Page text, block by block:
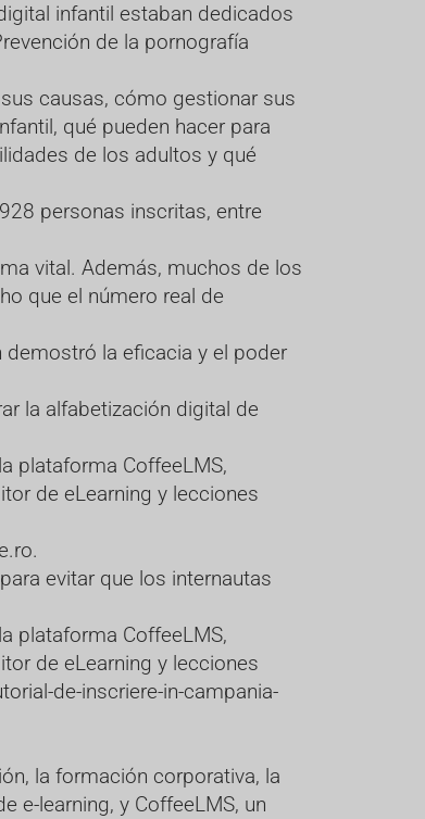
infantil estaban dedicados
de la pornografía
causas, cómo gestionar sus
qué pueden hacer para
de los adultos y qué
personas inscritas, entre
vital. Además, muchos de los
que el número real de
la eficacia y el poder
la alfabetización digital de
plataforma CoffeeLMS,
de eLearning y lecciones
.
evitar que los internautas
plataforma CoffeeLMS,
de eLearning y lecciones
de-inscriere-in-campania-
la formación corporativa, la
e-learning, y CoffeeLMS, un